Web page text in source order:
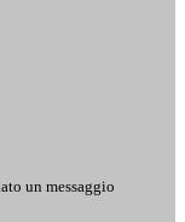
un messaggio